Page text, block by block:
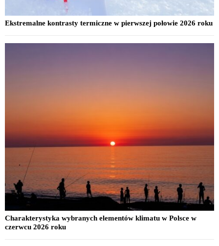
Ekstremalne kontrasty termiczne w pierwszej połowie 2026 roku
Charakterystyka wybranych elementów klimatu w Polsce w
czerwcu 2026 roku